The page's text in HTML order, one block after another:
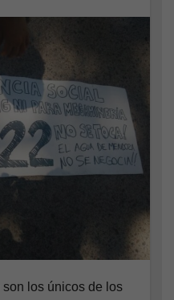
los únicos de los